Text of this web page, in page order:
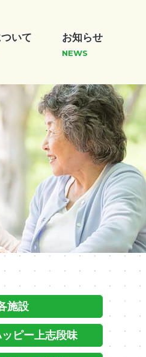
いて お知らせ
NEWS
施設
ピー上志段味